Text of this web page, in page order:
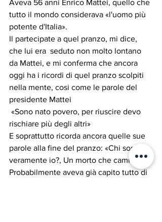
Aveva 56 anni Enrico Mattei, quello che
tutto il mondo considerava «l'uomo più
potente d'Italia».
Il partecipate a quel pranzo, mi dice,
che lui era  seduto non molto lontano
da Mattei, e mi conferma che ancora
oggi ha i ricordi di quel pranzo scolpiti
nella mente, cosi come le parole del
presidente Mattei
rischiare più degli altri»
E soprattutto ricorda ancora quelle sue
parole alla fine del pranzo: «Chi sono
veramente io?, Un morto che cammina»
Probabilmente aveva già capito tutto di